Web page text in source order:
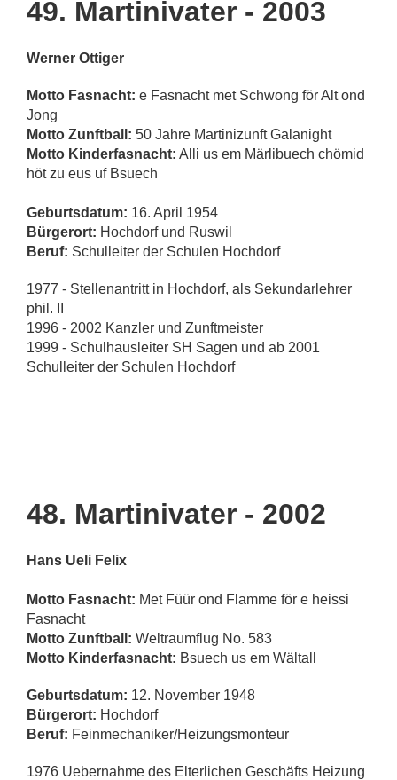
49. Martinivater - 2003
Werner Ottiger
Motto Fasnacht: e Fasnacht met Schwong för Alt ond
Jong
Motto Zunftball: 50 Jahre Martinizunft Galanight
Motto Kinderfasnacht: Alli us em Märlibuech chömid
höt zu eus uf Bsuech
Geburtsdatum: 16. April 1954
Bürgerort: Hochdorf und Ruswil
Beruf: Schulleiter der Schulen Hochdorf
1977 - Stellenantritt in Hochdorf, als Sekundarlehrer
phil. II
1996 - 2002 Kanzler und Zunftmeister
1999 - Schulhausleiter SH Sagen und ab 2001
Schulleiter der Schulen Hochdorf
48. Martinivater - 2002
Hans Ueli Felix
Motto Fasnacht: Met Füür ond Flamme för e heissi
Fasnacht
Motto Zunftball: Weltraumflug No. 583
Motto Kinderfasnacht: Bsuech us em Wältall
Geburtsdatum: 12. November 1948
Bürgerort: Hochdorf
Beruf: Feinmechaniker/Heizungsmonteur
1976 Uebernahme des Elterlichen Geschäfts Heizung